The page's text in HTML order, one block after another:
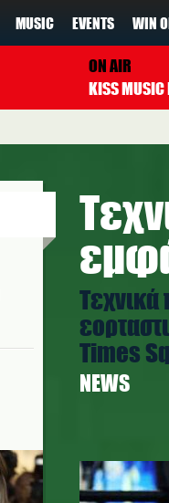
MUSIC EVENTS WIN
ON AIR
Times
NEWS
mariah-